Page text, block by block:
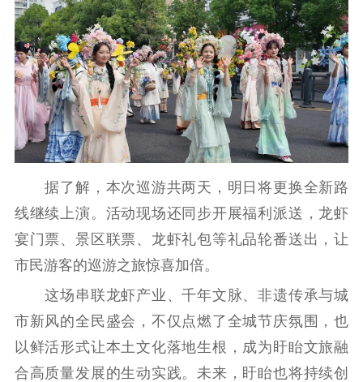
据了解，本次巡游共两天，明日将更换全新路
线继续上演。活动现场还同步开展福利派送，龙虾
宴门票、景区联票、龙虾礼包等礼品轮番送出，让
市民游客的巡游之旅惊喜加倍。
这场串联龙虾产业、千年文脉、非遗传承与城
市新风的全民盛会，不仅点燃了全城节庆氛围，也
以鲜活形式让本土文化落地生根，成为盱眙文旅融
合高质量发展的生动实践。未来，盱眙也将持续创